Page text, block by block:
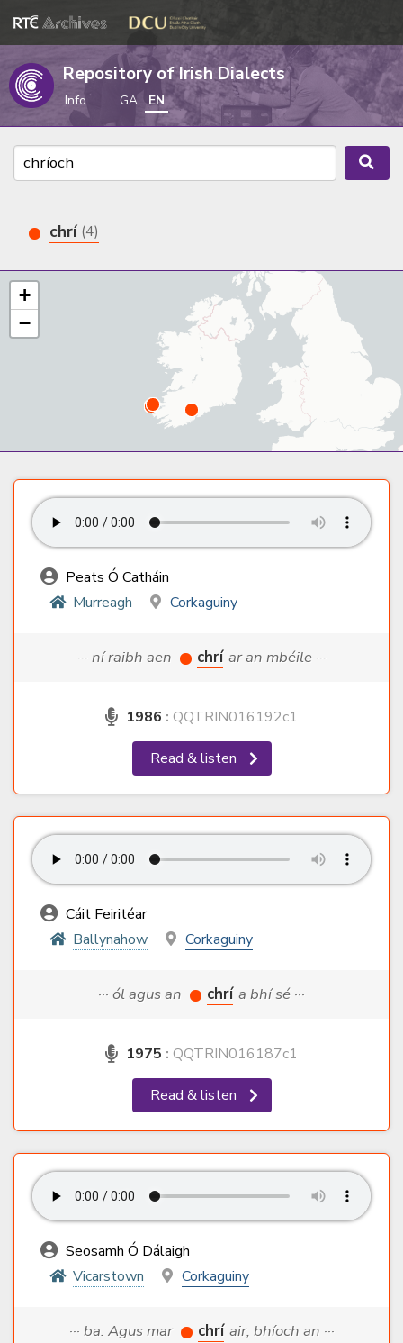
Repository of Irish Dialects
Info GA EN
chrí (4)
+
−
Peats Ó Catháin
Murreagh
Corkaguiny
··· ní raibh aen chrí ar an mbéile ···
1986 : QQTRIN016192c1
Read & listen
Cáit Feiritéar
Ballynahow
Corkaguiny
··· ól agus an chrí a bhí sé ···
1975 : QQTRIN016187c1
Read & listen
Seosamh Ó Dálaigh
Vicarstown
Corkaguiny
··· ba. Agus mar chrí air, bhíoch an ···